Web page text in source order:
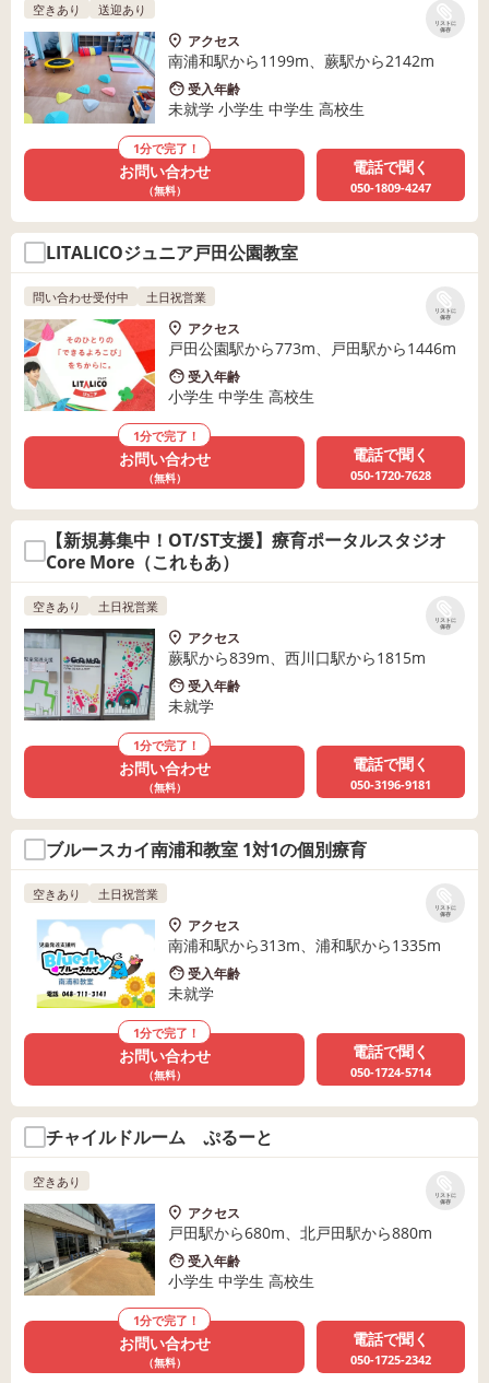
リストに
保存
空きあり 送迎あり
アクセス
南浦和駅から1199m、蕨駅から2142m
受入年齢
未就学 小学生 中学生 高校生
1分で完了！
お問い合わせ
（無料）
電話で聞く
050-1809-4247
LITALICOジュニア戸田公園教室
リストに
保存
問い合わせ受付中 土日祝営業
アクセス
戸田公園駅から773m、戸田駅から1446m
受入年齢
小学生 中学生 高校生
1分で完了！
お問い合わせ
（無料）
電話で聞く
050-1720-7628
【新規募集中！OT/ST支援】療育ポータルスタジオ
Core More（これもあ）
リストに
保存
空きあり 土日祝営業
アクセス
蕨駅から839m、西川口駅から1815m
受入年齢
未就学
1分で完了！
お問い合わせ
（無料）
電話で聞く
050-3196-9181
ブルースカイ南浦和教室 1対1の個別療育
リストに
保存
空きあり 土日祝営業
アクセス
南浦和駅から313m、浦和駅から1335m
受入年齢
未就学
1分で完了！
お問い合わせ
（無料）
電話で聞く
050-1724-5714
チャイルドルーム ぷるーと
リストに
保存
空きあり
アクセス
戸田駅から680m、北戸田駅から880m
受入年齢
小学生 中学生 高校生
1分で完了！
お問い合わせ
（無料）
電話で聞く
050-1725-2342